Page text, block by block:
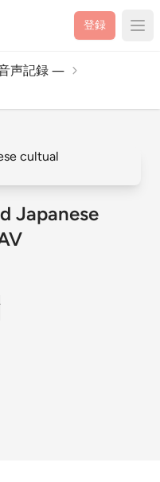
登録
声記録 ―
Japanese